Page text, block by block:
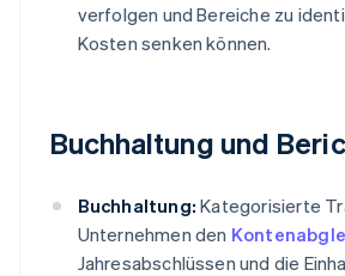
verfolgen und Bereiche zu
Kosten senken können.
Buchhaltung und
Buchhaltung: Kategorisierte
Unternehmen den
Jahresabschlüssen und die